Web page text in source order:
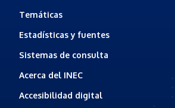
Temáticas
Estadísticas y fuentes
Sistemas de consulta
Acerca del INEC
Accesibilidad digital